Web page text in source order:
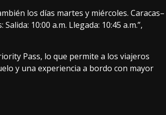
los días martes y miércoles. Caracas–
10:00 a.m. Llegada: 10:45 a.m.”,
Pass, lo que permite a los viajeros
y una experiencia a bordo con mayor